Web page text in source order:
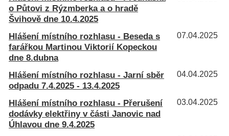
o Půtovi z Rýzmberka a o hradě
Švihově dne 10.4.2025
07.04.2025
Hlášení místního rozhlasu - Beseda s
farářkou Martinou Viktorií Kopeckou
dne 8.dubna
04.04.2025
Hlášení místního rozhlasu - Jarní sběr
odpadu 7.4.2025 - 13.4.2025
03.04.2025
Hlášení místního rozhlasu - Přerušení
dodávky elektřiny v části Janovic nad
Úhlavou dne 9.4.2025